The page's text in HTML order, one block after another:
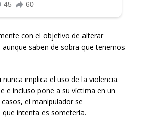
con el objetivo de alterar
saben de sobra que tenemos
implica el uso de la violencia.
e incluso pone a su víctima en un
el manipulador se
intenta es someterla.